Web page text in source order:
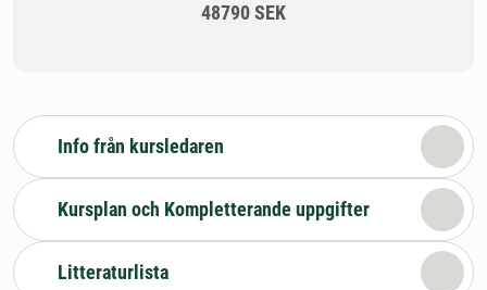
48790 SEK
Info från kursledaren
Kursplan och Kompletterande uppgifter
Litteraturlista